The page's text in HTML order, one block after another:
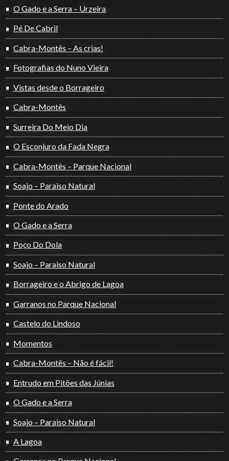
O Gado e a Serra – Urzeira
Pé De Cabril
Cabra-Montês – As crias!
Fotografias do Nuno Vieira
Vistas desde o Borrageiro
Cabra-Montês
Surreira Do Meio Dia
O Esconjuro da Fada Negra
Cabra-Montês – Parque Nacional
Soajo – Paraiso Natural
Ponte do Arado
O Gado e a Serra
Poço Do Dola
Soajo – Paraiso Natural
Borrageiro e o Abrigo de Lagoa
Garranos no Parque Nacional
Castelo do Lindoso
Momentos
Cabra-Montês – Não é fácil!
Entrudo em Pitões das Júnias
O Gado e a Serra
Soajo – Paraiso Natural
A Lagoa